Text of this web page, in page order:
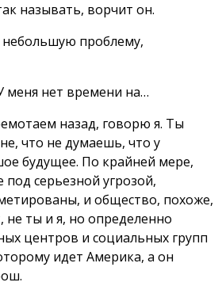
называть, ворчит он.
проблему,
меня нет времени на…
назад, говорю я. Ты
что не думаешь, что у
будущее. По крайней мере,
серьезной угрозой,
и общество, похоже,
ты и я, но определенно
центров и социальных групп
идет Америка, а он